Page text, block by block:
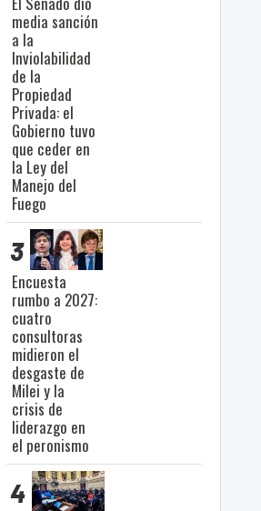
media sanción
a la
Inviolabilidad
de la
Propiedad
Privada: el
Gobierno tuvo
que ceder en
la Ley del
Manejo del
Fuego
3
Encuesta
rumbo a 2027:
cuatro
consultoras
midieron el
desgaste de
Milei y la
crisis de
liderazgo en
el peronismo
4